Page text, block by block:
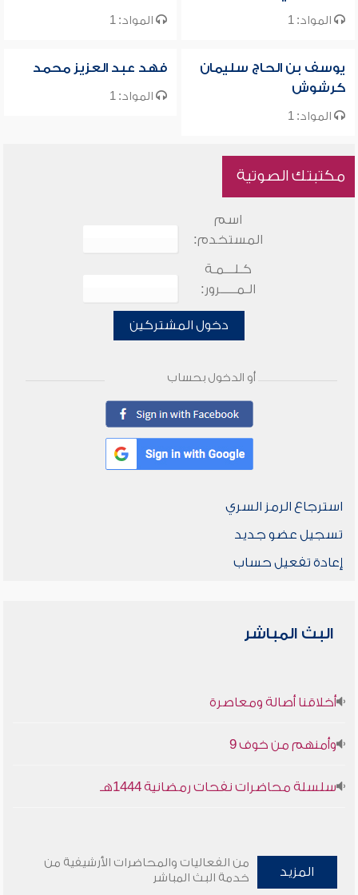
المواد: 1 المواد: 1
يوسف بن الحاج سليمان
كرشوش
المواد: 1
فهد عبد العزيز محمد
المواد: 1
مكتبتك الصوتية
اسم
المستخدم:
كـلـــمـة
الـمـــــرور:
دخول المشتركين
أو الدخول بحساب
استرجاع الرمز السري
تسجيل عضو جديد
إعادة تفعيل حساب
البث المباشر
أخلاقنا أصالة ومعاصرة
وأمنهم من خوف 9
سلسلة محاضرات نفحات رمضانية 1444هـ
المزيد
من الفعاليات والمحاضرات الأرشيفية من
خدمة البث المباشر